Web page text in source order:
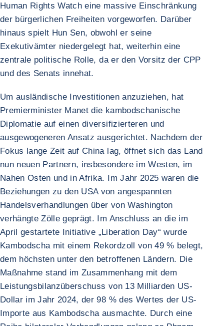
Human Rights Watch eine massive Einschränkung
der bürgerlichen Freiheiten vorgeworfen. Darüber
hinaus spielt Hun Sen, obwohl er seine
Exekutivämter niedergelegt hat, weiterhin eine
zentrale politische Rolle, da er den Vorsitz der CPP
und des Senats innehat.
Um ausländische Investitionen anzuziehen, hat
Premierminister Manet die kambodschanische
Diplomatie auf einen diversifizierteren und
ausgewogeneren Ansatz ausgerichtet. Nachdem der
Fokus lange Zeit auf China lag, öffnet sich das Land
nun neuen Partnern, insbesondere im Westen, im
Nahen Osten und in Afrika. Im Jahr 2025 waren die
Beziehungen zu den USA von angespannten
Handelsverhandlungen über von Washington
verhängte Zölle geprägt. Im Anschluss an die im
April gestartete Initiative „Liberation Day“ wurde
Kambodscha mit einem Rekordzoll von 49 % belegt,
dem höchsten unter den betroffenen Ländern. Die
Maßnahme stand im Zusammenhang mit dem
Leistungsbilanzüberschuss von 13 Milliarden US-
Dollar im Jahr 2024, der 98 % des Wertes der US-
Importe aus Kambodscha ausmachte. Durch eine